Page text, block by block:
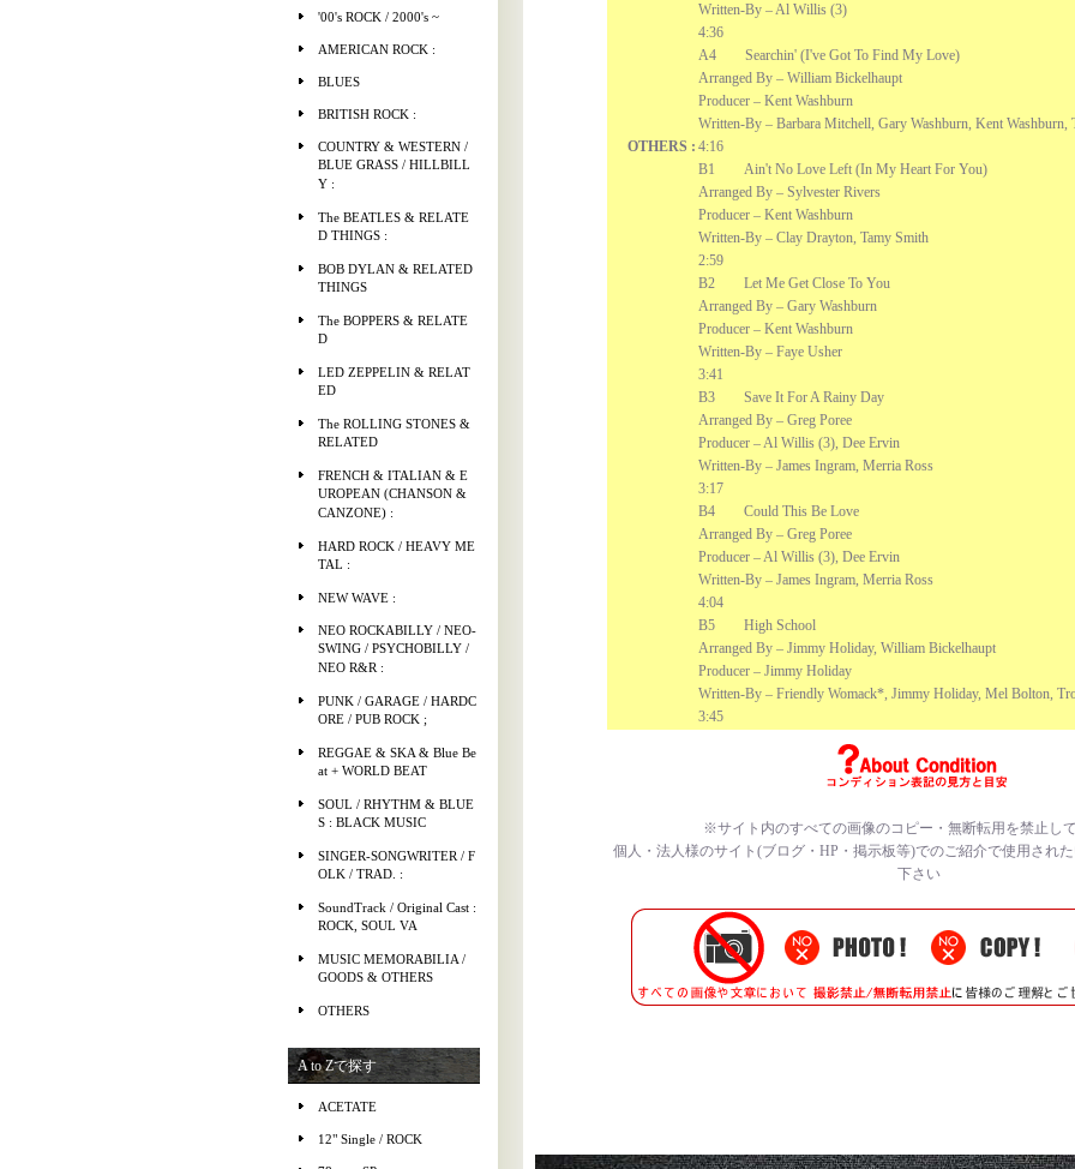
'00's ROCK / 2000's ~
AMERICAN ROCK :
BLUES
BRITISH ROCK :
COUNTRY & WESTERN /
BLUE GRASS / HILLBILL
Y :
The BEATLES & RELATE
D THINGS :
BOB DYLAN & RELATED
THINGS
The BOPPERS & RELATE
D
LED ZEPPELIN & RELAT
ED
The ROLLING STONES &
RELATED
FRENCH & ITALIAN & E
UROPEAN (CHANSON &
CANZONE) :
HARD ROCK / HEAVY ME
TAL :
NEW WAVE :
NEO ROCKABILLY / NEO-
SWING / PSYCHOBILLY /
NEO R&R :
PUNK / GARAGE / HARDC
ORE / PUB ROCK ;
REGGAE & SKA & Blue Be
at + WORLD BEAT
SOUL / RHYTHM & BLUE
S : BLACK MUSIC
SINGER-SONGWRITER / F
OLK / TRAD. :
SoundTrack / Original Cast :
ROCK, SOUL VA
MUSIC MEMORABILIA /
GOODS & OTHERS
OTHERS
A to Zで探す
ACETATE
12" Single / ROCK
OTHERS :
Written-By – Al Willis (3)
4:36
A4 Searchin' (I've Got To Find My Love)
Arranged By – William Bickelhaupt
Producer – Kent Washburn
Written-By – Barbara Mitchell, Gary Washburn, Kent Washburn,
4:16
B1 Ain't No Love Left (In My Heart For You)
Arranged By – Sylvester Rivers
Producer – Kent Washburn
Written-By – Clay Drayton, Tamy Smith
2:59
B2 Let Me Get Close To You
Arranged By – Gary Washburn
Producer – Kent Washburn
Written-By – Faye Usher
3:41
B3 Save It For A Rainy Day
Arranged By – Greg Poree
Producer – Al Willis (3), Dee Ervin
Written-By – James Ingram, Merria Ross
3:17
B4 Could This Be Love
Arranged By – Greg Poree
Producer – Al Willis (3), Dee Ervin
Written-By – James Ingram, Merria Ross
4:04
B5 High School
Arranged By – Jimmy Holiday, William Bickelhaupt
Producer – Jimmy Holiday
Written-By – Friendly Womack*, Jimmy Holiday, Mel Bolton,
3:45
※サイト内のすべての画像のコピー・無断転用を禁止して
個人・法人様のサイト(ブログ・HP・掲示板等)でのご紹介で使用され
下さい